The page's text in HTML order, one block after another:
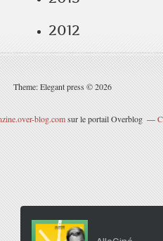
2012
Theme: Elegant press © 2026
blog.comsur le portail Overblog